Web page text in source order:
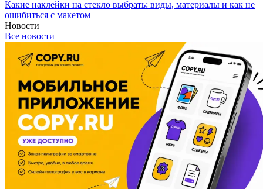
Какие наклейки на стекло выбрать: виды, материалы и как не
ошибиться с макетом
Новости
Все новости